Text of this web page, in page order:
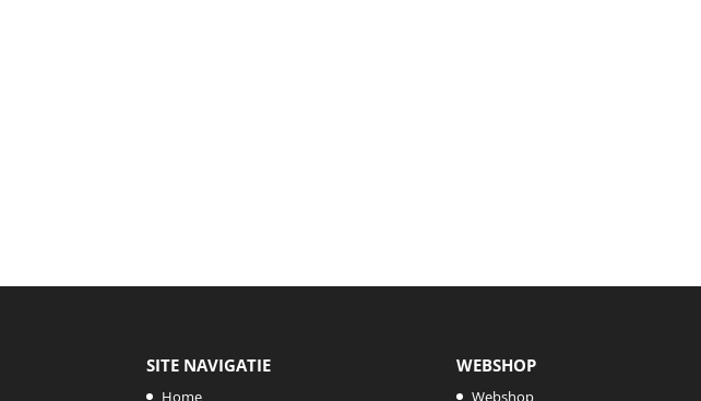
SITE NAVIGATIE
Home
WEBSHOP
Webshop